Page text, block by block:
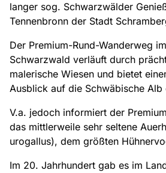
langer sog. Schwarzwälder
Tennenbronn der Stadt
Der Premium-Rund-Wanderweg
Schwarzwald verläuft durch
malerische Wiesen und bietet
Ausblick auf die Schwäbische Alb
V.a. jedoch informiert der
das mittlerweile sehr seltene
urogallus), dem größten
Im 20. Jahrhundert gab es im